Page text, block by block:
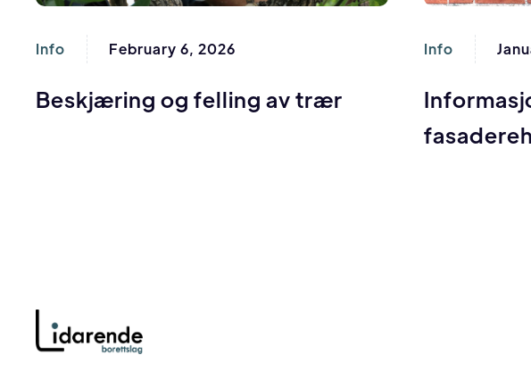
Info February 6, 2026
Beskjæring og felling av trær
Info